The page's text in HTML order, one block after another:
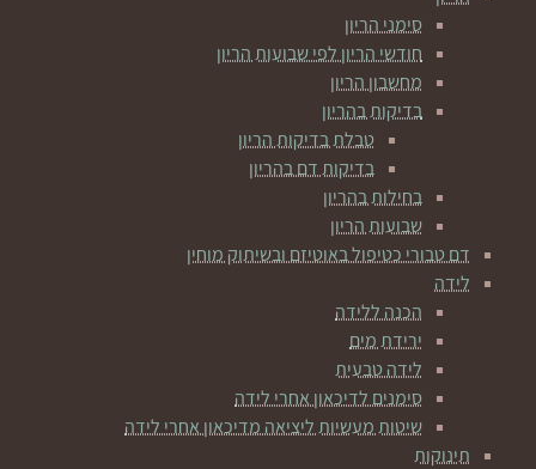
סימני הריון
חודשי הריון לפי שבועות הריון
מחשבון הריון
בדיקות בהריון
טבלת בדיקות הריון
בדיקות דם בהריון
בחילות בהריון
שבועות הריון
דם טבורי כטיפול באוטיזם ובשיתוק מוחין
לידה
הכנה ללידה
ירידת מים
לידה טבעית
סימנים לדיכאון אחרי לידה
שיטות מעשיות ליציאה מדיכאון אחרי לידה
תינוקות